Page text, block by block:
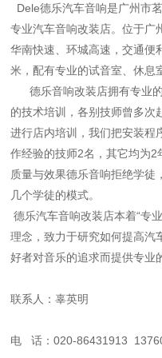
Dele德乐汽车音响是广州市
专业汽车音响改装店。位于广
华南快速、环城高速，交通便
米，配有专业的试音室、休息
德乐音响改装店拥有专业
的技术培训，各别技师曾多次
进行店内培训，我们把安装程
作经验的技师2名，其它均为2
质量与效果德乐音响拒绝学徒
几个学徒的模式。
德乐汽车音响改装店本着“专
理念，致力于研究如何提高汽
好者对音乐的追求而提供专业
联系人：辜英明
电 话：020-86431913